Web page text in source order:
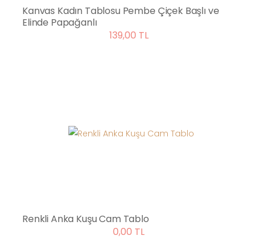
Kanvas Kadın Tablosu Pembe Çiçek Başlı ve
Elinde Papağanlı
139,00 TL
Renkli Anka Kuşu Cam Tablo
0,00 TL